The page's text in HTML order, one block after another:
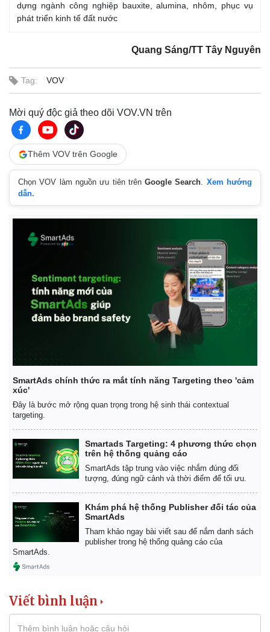
Thế giới
Ảnh
dựng ngành công nghiệp bauxite, alumina, nhôm, phục vụ
phát triển kinh tế đất nước
Quang Sáng/TT Tây Nguyên
Tag: VOV
Mời quý độc giả theo dõi VOV.VN trên
Thêm VOV trên Google
Chọn VOV làm nguồn ưu tiên trênGoogle Search. Xem hướng
dẫn.
SmartAds chính thức ra mắt tính năng Targeting theo 'cảm
xúc'
Đây là bước mở rộng quan trọng trong hệ sinh thái contextual
targeting.
Smartads Targeting: 4 phương thức chọn
trên hệ thống quảng cáo
SmartAds tập trung vào việc nhắm đúng đối
tượng, đúng ngữ cảnh và thời điểm để tối ưu.
Khám phá hệ thống Publisher đối tác của
SmartAds
Tham khảo ngay bài viết sau để nắm danh sách
publisher trong hệ thống quảng cáo của
SmartAds.
Viết bình luận